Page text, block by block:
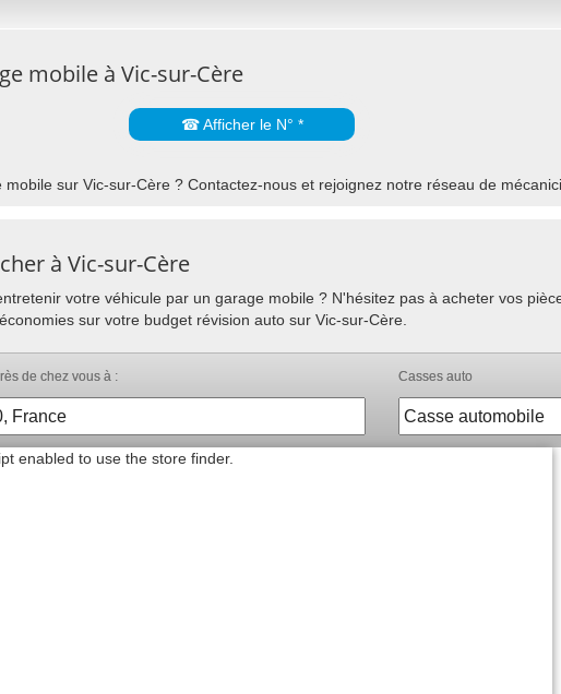
mobile à Vic-sur-Cère
☎ Afficher le N° *
mobile sur Vic-sur-Cère ? Contactez-nous et rejoignez notre réseau de
à Vic-sur-Cère
votre véhicule par un garage mobile ? N'hésitez pas à acheter vos
sur votre budget révision auto sur Vic-sur-Cère.